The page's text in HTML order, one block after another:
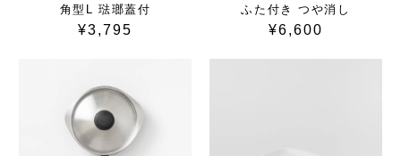
角型L 琺瑯蓋付
¥3,795
ふた付き つや消し
¥6,600